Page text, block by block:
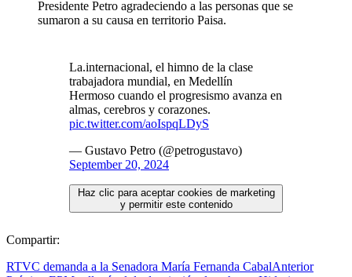
Presidente Petro agradeciendo a las personas que se
sumaron a su causa en territorio Paisa.
La.internacional, el himno de la clase
trabajadora mundial, en Medellín
Hermoso cuando el progresismo avanza en
almas, cerebros y corazones.
pic.twitter.com/aoIspqLDyS
— Gustavo Petro (@petrogustavo)
September 20, 2024
Haz clic para aceptar cookies de marketing
y permitir este contenido
Compartir:
RTVC demanda a la Senadora María Fernanda CabalAnterior